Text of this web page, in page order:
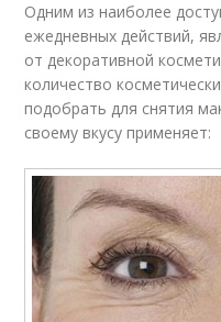
Одним из наиболее
ежедневных действий,
от декоративной
количество
подобрать для снятия
своему вкусу применяет: